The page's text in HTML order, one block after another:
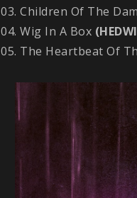
03. Children Of The
04. Wig In A Box
05. The Heartbeat Of